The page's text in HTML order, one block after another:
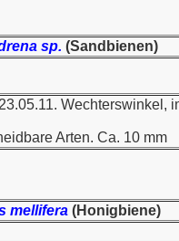
sp. (Sandbienen)
Wechterswinkel,
Arten. Ca. 10 mm
mellifera (Honigbiene)